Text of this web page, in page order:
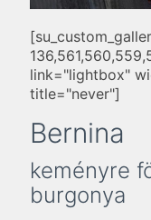
link="lightbox"
title="never"]
Bernina
keményre
burgonya